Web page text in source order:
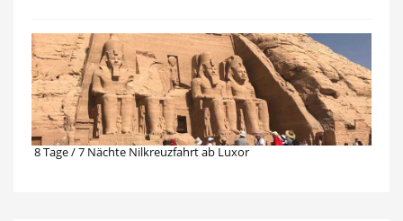
8 Tage / 7 Nächte Nilkreuzfahrt ab Luxor